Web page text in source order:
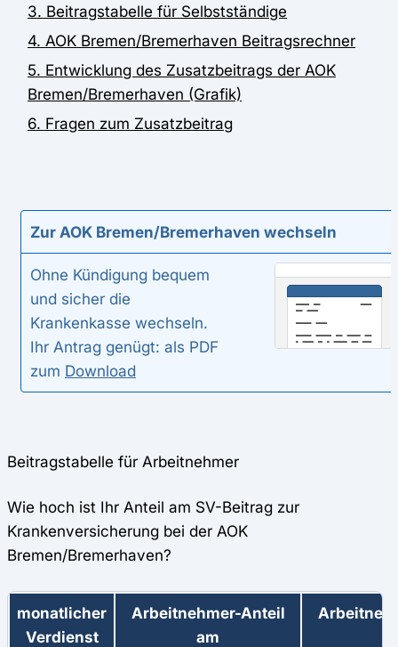
3. Beitragstabelle für Selbstständige
4. AOK Bremen/Bremerhaven Beitragsrechner
5. Entwicklung des Zusatzbeitrags der AOK
Bremen/Bremerhaven (Grafik)
6. Fragen zum Zusatzbeitrag
Zur AOK Bremen/Bremerhaven wechseln
Ohne Kündigung bequem
und sicher die
Krankenkasse wechseln.
Ihr Antrag genügt: als PDF
zum Download
Beitragstabelle für Arbeitnehmer
Wie hoch ist Ihr Anteil am SV-Beitrag zur
Krankenversicherung bei der AOK
Bremen/Bremerhaven?
monatlicher
Verdienst
Arbeitnehmer-Anteil
am